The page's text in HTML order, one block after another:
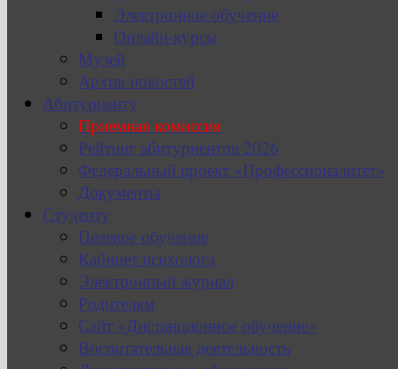
Электронное обучение
Онлайн-курсы
Музей
Архив новостей
Абитуриенту
Приемная комиссия
Рейтинг абитуриентов 2026
Федеральный проект «Профессионалитет»
Документы
Студенту
Целевое обучение
Кабинет психолога
Электронный журнал
Родителям
Сайт «Дистанционное обучение»
Воспитательная деятельность